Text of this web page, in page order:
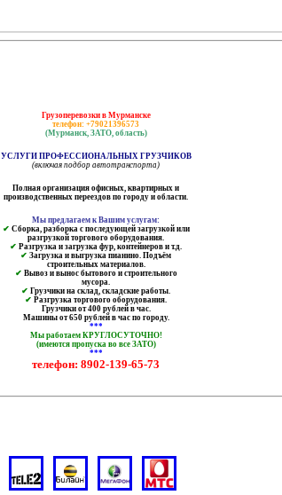
Грузоперевозки в Мурманске
телефон: +79021396573
(Мурманск, ЗАТО, область)
УСЛУГИ ПРОФЕССИОНАЛЬНЫХ ГРУЗЧИКОВ
(включая подбор автотранспорта)
Полная организация офисных, квартирных и
производственных переездов по городу и области.
Мы предлагаем к Вашим услугам:
✔ Сборка, разборка с последующей загрузкой или
разгрузкой торгового оборудования.
✔ Разгрузка и загрузка фур, контейнеров и т.д.
✔ Загрузка и выгрузка пианино. Подъём
строительных материалов.
✔ Вывоз и вынос бытового и строительного
мусора.
✔ Грузчики на склад, складские работы.
✔ Разгрузка торгового оборудования.
Грузчики от 400 рублей в час.
Машины от 650 рублей в час по городу.
***
Мы работаем КРУГЛОСУТОЧНО!
(имеются пропуска во все ЗАТО)
***
телефон: 8902-139-65-73